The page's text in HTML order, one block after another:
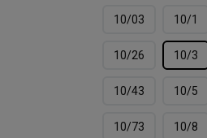
10/03 10/1
10/26 10/3
10/43 10/5
10/73 10/8